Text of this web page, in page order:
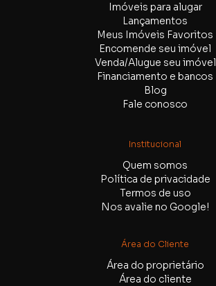
Imóveis para alugar
Lançamentos
Meus Imóveis Favoritos
Encomende seu imóvel
Venda/Alugue seu imóvel
Financiamento e bancos
Blog
Fale conosco
Institucional
Quem somos
Política de privacidade
Termos de uso
Nos avalie no Google!
Área do Cliente
Área do proprietário
Área do cliente